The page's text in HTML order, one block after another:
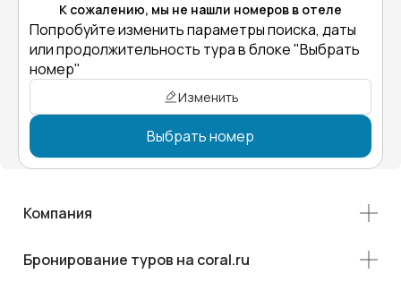
К сожалению, мы не нашли номеров в отеле
Попробуйте изменить параметры поиска, даты
или продолжительность тура в блоке "Выбрать
номер"
Изменить
Выбрать номер
Компания
Бронирование туров на coral.ru